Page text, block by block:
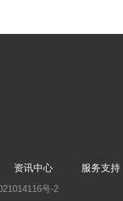
资讯中心 服务支持
号-2